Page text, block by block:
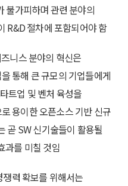
불가피하며 관련 분야의
R&D 절차에 포함되어야 함
니스 분야의 혁신은
통해 큰 규모의 기업들에게
트업 및 벤처 육성을
용이한 오픈소스 기반 신규
곧 SW 신기술들이 활용될
과를 미칠 것임
력 확보를 위해서는